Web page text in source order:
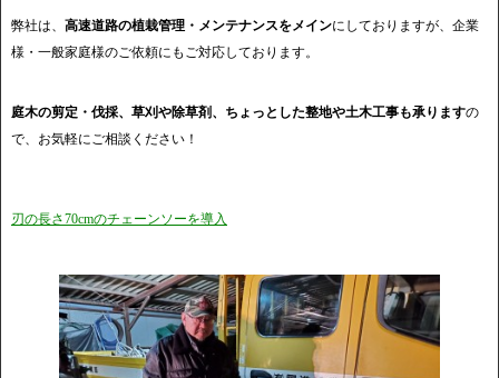
弊社は、 高速道路の植栽管理・メンテナンスをメインにしておりますが、企業
様・一般家庭様のご依頼にもご対応しております。
庭木の剪定・伐採、草刈や除草剤、ちょっとした整地や土木工事も承りますの
で、お気軽にご相談ください！
刃の長さ70cmのチェーンソーを導入